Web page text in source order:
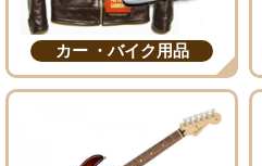
カー ・バイク用品